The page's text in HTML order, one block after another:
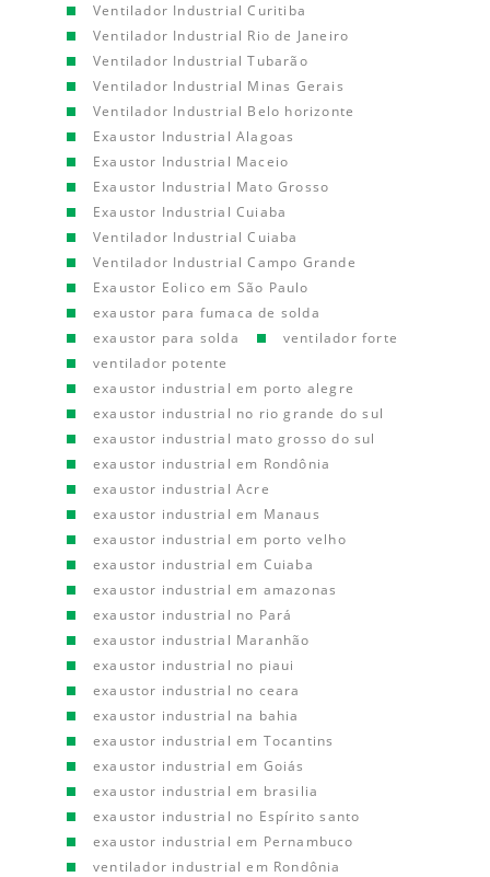
Ventilador Industrial Curitiba
Ventilador Industrial Rio de Janeiro
Ventilador Industrial Tubarão
Ventilador Industrial Minas Gerais
Ventilador Industrial Belo horizonte
Exaustor Industrial Alagoas
Exaustor Industrial Maceio
Exaustor Industrial Mato Grosso
Exaustor Industrial Cuiaba
Ventilador Industrial Cuiaba
Ventilador Industrial Campo Grande
Exaustor Eolico em São Paulo
exaustor para fumaca de solda
exaustor para solda
ventilador forte
ventilador potente
exaustor industrial em porto alegre
exaustor industrial no rio grande do sul
exaustor industrial mato grosso do sul
exaustor industrial em Rondônia
exaustor industrial Acre
exaustor industrial em Manaus
exaustor industrial em porto velho
exaustor industrial em Cuiaba
exaustor industrial em amazonas
exaustor industrial no Pará
exaustor industrial Maranhão
exaustor industrial no piaui
exaustor industrial no ceara
exaustor industrial na bahia
exaustor industrial em Tocantins
exaustor industrial em Goiás
exaustor industrial em brasilia
exaustor industrial no Espírito santo
exaustor industrial em Pernambuco
ventilador industrial em Rondônia